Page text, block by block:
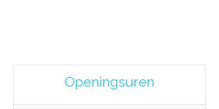
Openingsuren